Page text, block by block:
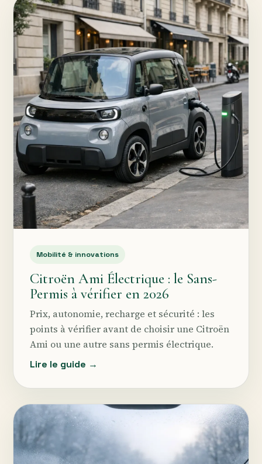
Mobilité & innovations
Citroën Ami Électrique : le Sans-
Permis à vérifier en 2026
Prix, autonomie, recharge et sécurité : les
points à vérifier avant de choisir une Citroën
Ami ou une autre sans permis électrique.
Lire le guide →